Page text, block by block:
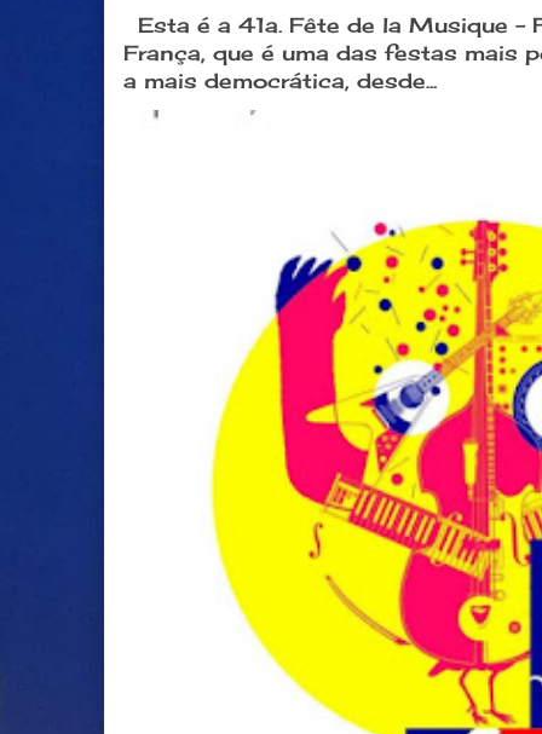
Esta é a 41a. Fête de la Musique -
França, que é uma das festas mais
a mais democrática, desde...